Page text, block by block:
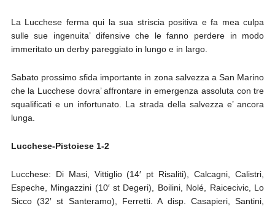
La Lucchese ferma qui la sua striscia positiva e fa mea culpa
sulle sue ingenuita’ difensive che le fanno perdere in modo
immeritato un derby pareggiato in lungo e in largo.
Sabato prossimo sfida importante in zona salvezza a San Marino
che la Lucchese dovra’ affrontare in emergenza assoluta con tre
squalificati e un infortunato. La strada della salvezza e’ ancora
lunga.
Lucchese-Pistoiese 1-2
Lucchese: Di Masi, Vittiglio (14′ pt Risaliti), Calcagni, Calistri,
Espeche, Mingazzini (10′ st Degeri), Boilini, Nolé, Raicecivic, Lo
Sicco (32′ st Santeramo), Ferretti. A disp. Casapieri, Santini,